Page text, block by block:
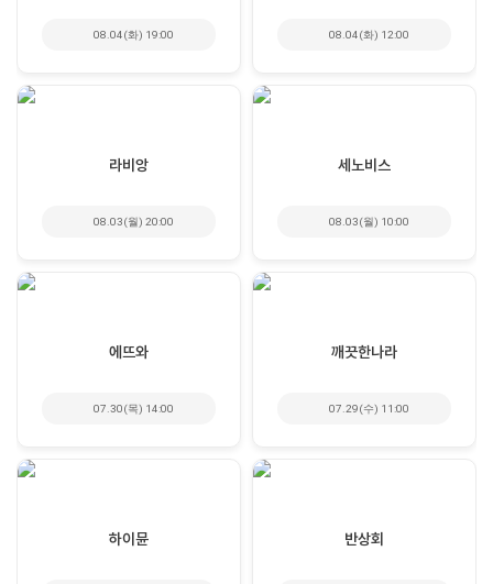
08.04(화) 19:00 08.04(화) 12:00
라비앙
08.03(월) 20:00
세노비스
08.03(월) 10:00
에뜨와
07.30(목) 14:00
깨끗한나라
07.29(수) 11:00
하이뮨 반상회